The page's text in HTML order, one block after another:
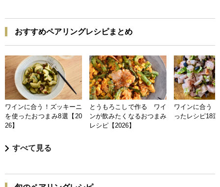
おすすめペアリングレシピまとめ
ワインに合う！ズッキーニ
を使ったおつまみ8選【20
26】
とうもろこしで作る ワイ
ンが飲みたくなるおつまみ
レシピ【2026】
ワインに合う
ったレシピ18
すべて見る